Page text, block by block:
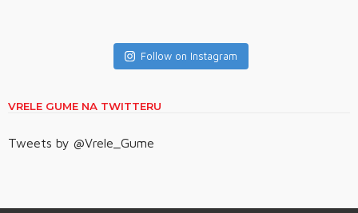
Follow on Instagram
VRELE GUME NA TWITTERU
Tweets by @Vrele_Gume